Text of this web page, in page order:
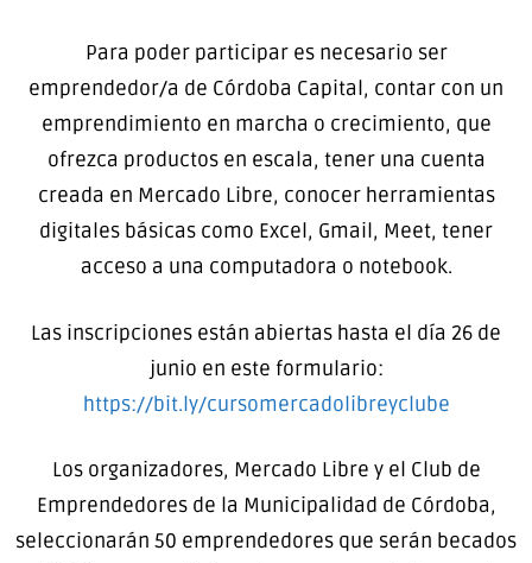
Para poder participar es necesario ser
emprendedor/a de Córdoba Capital, contar con un
emprendimiento en marcha o crecimiento, que
ofrezca productos en escala, tener una cuenta
creada en Mercado Libre, conocer herramientas
digitales básicas como Excel, Gmail, Meet, tener
acceso a una computadora o notebook.
Las inscripciones están abiertas hasta el día 26 de
junio en este formulario:
https://bit.ly/cursomercadolibreyclube
Los organizadores, Mercado Libre y el Club de
Emprendedores de la Municipalidad de Córdoba,
seleccionarán 50 emprendedores que serán becados